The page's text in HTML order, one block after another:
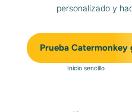
personalizado y
Prueba Catermonkey
Inicio sencillo